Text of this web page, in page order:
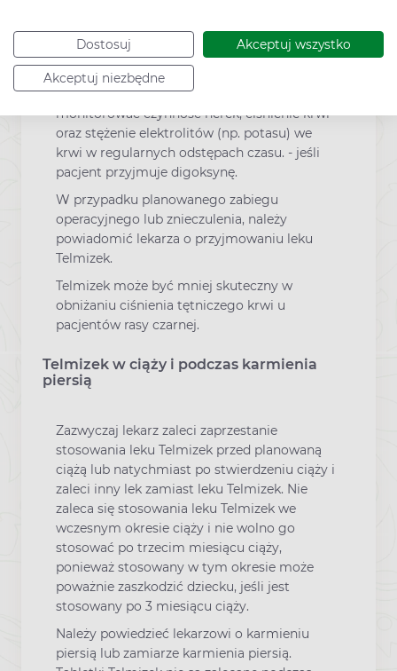
Dostosuj Akceptuj wszystko
Akceptuj niezbędne
lizinopryl, ramipryl), w szczególności jeśli
pacjent ma zaburzenia czynności nerek
związane z cukrzycą,
- aliskiren, Lekarz prowadzący może
monitorować czynność nerek, ciśnienie krwi
oraz stężenie elektrolitów (np. potasu) we
krwi w regularnych odstępach czasu. - jeśli
pacjent przyjmuje digoksynę.
W przypadku planowanego zabiegu
operacyjnego lub znieczulenia, należy
powiadomić lekarza o przyjmowaniu leku
Telmizek.
Telmizek może być mniej skuteczny w
obniżaniu ciśnienia tętniczego krwi u
pacjentów rasy czarnej.
Telmizek w ciąży i podczas karmienia
piersią
Zazwyczaj lekarz zaleci zaprzestanie
stosowania leku Telmizek przed planowaną
ciążą lub natychmiast po stwierdzeniu ciąży i
zaleci inny lek zamiast leku Telmizek. Nie
zaleca się stosowania leku Telmizek we
wczesnym okresie ciąży i nie wolno go
stosować po trzecim miesiącu ciąży,
ponieważ stosowany w tym okresie może
poważnie zaszkodzić dziecku, jeśli jest
stosowany po 3 miesiącu ciąży.
Należy powiedzieć lekarzowi o karmieniu
piersią lub zamiarze karmienia piersią.